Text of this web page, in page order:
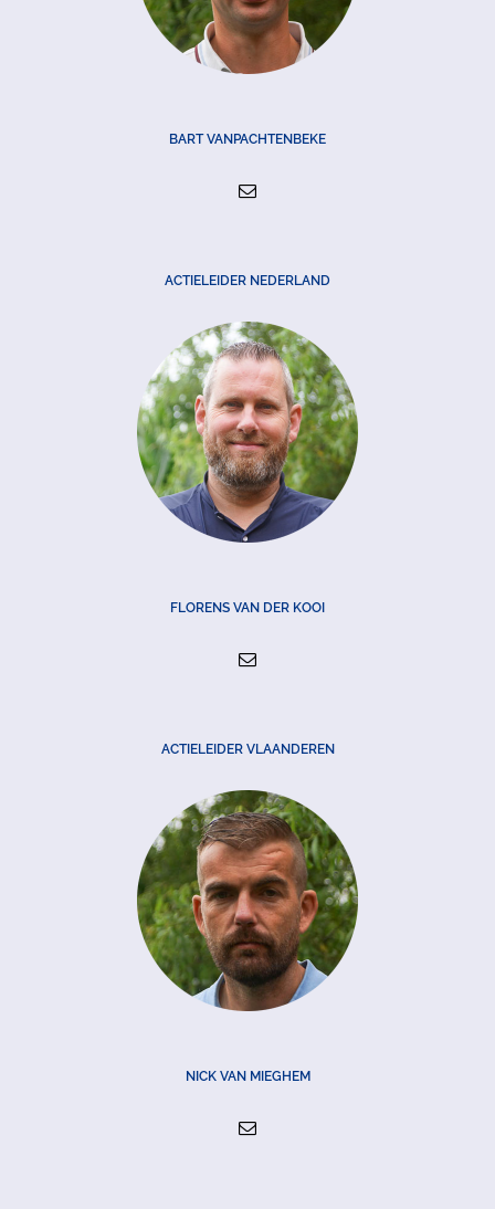
BART VANPACHTENBEKE
ACTIELEIDER NEDERLAND
FLORENS VAN DER KOOI
ACTIELEIDER VLAANDEREN
NICK VAN MIEGHEM